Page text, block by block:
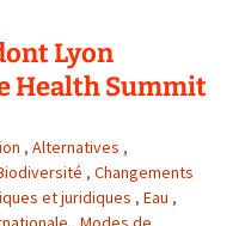
Summit
rencontres
autour
d’une
seule
Lyon
Health Summit
, Alternatives ,
, Changements
et juridiques , Eau ,